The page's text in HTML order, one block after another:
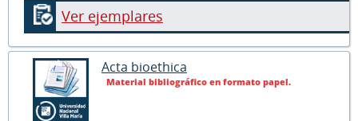
Ver ejemplares
Acta bioethica
Material bibliográfico en formato papel.